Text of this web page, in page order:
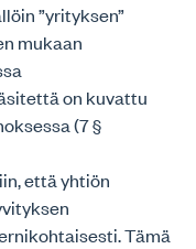
”yrityksen”
mukaan
on kuvattu
(7 §
että yhtiön
Tämä